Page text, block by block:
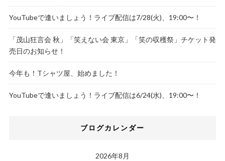
YouTubeで逢いましょう！ライブ配信は7/28(火)、19:00〜！
「茂山狂言会 秋」「笑えない会 東京」「笑の収穫祭」チケット発
売日のお知らせ！
今年も！Tシャツ屋、始めました！
YouTubeで逢いましょう！ライブ配信は6/24(水)、19:00〜！
ブログカレンダー
2026年8月